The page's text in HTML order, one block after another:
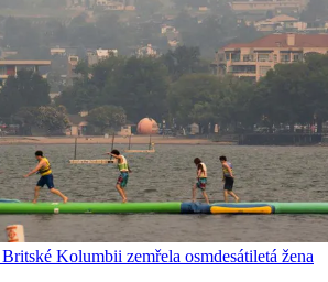
Kolumbii zemřela osmdesátiletá žena